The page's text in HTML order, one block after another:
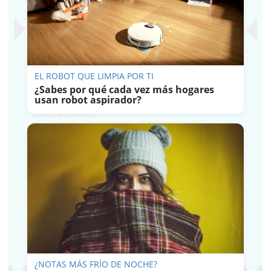
EL ROBOT QUE LIMPIA POR TI
¿Sabes por qué cada vez más hogares
usan robot aspirador?
¿NOTAS MÁS FRÍO DE NOCHE?